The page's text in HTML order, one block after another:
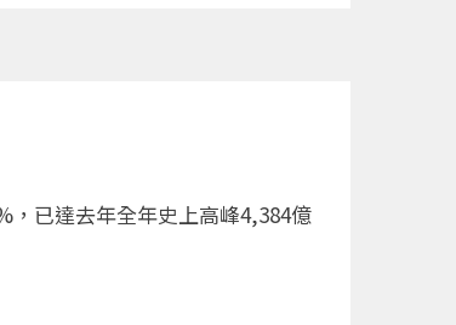
，已達去年全年史上高峰4,384億